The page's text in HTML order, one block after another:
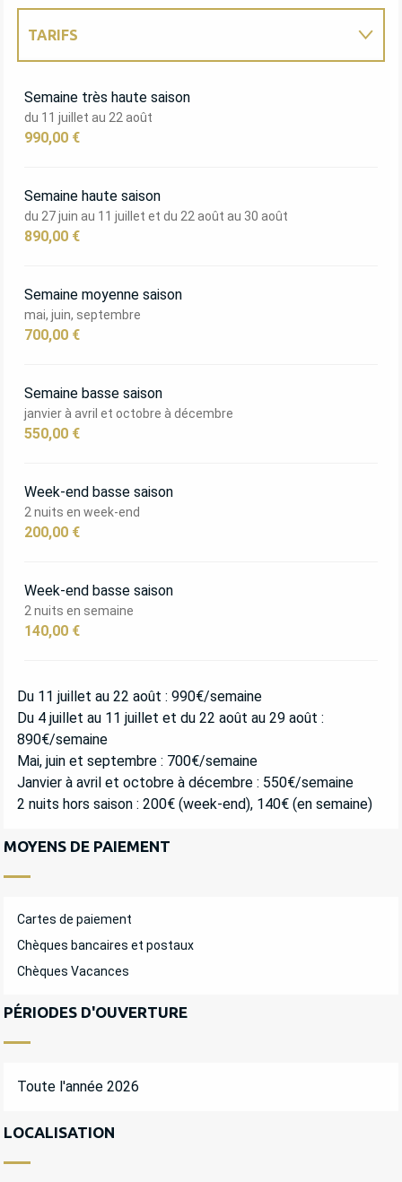
TARIFS
Semaine très haute saison
du 11 juillet au 22 août
990,00 €
Semaine haute saison
du 27 juin au 11 juillet et du 22 août au 30 août
890,00 €
Semaine moyenne saison
mai, juin, septembre
700,00 €
Semaine basse saison
janvier à avril et octobre à décembre
550,00 €
Week-end basse saison
2 nuits en week-end
200,00 €
Week-end basse saison
2 nuits en semaine
140,00 €
Du 11 juillet au 22 août : 990€/semaine
Du 4 juillet au 11 juillet et du 22 août au 29 août :
890€/semaine
Mai, juin et septembre : 700€/semaine
Janvier à avril et octobre à décembre : 550€/semaine
2 nuits hors saison : 200€ (week-end), 140€ (en semaine)
MOYENS DE PAIEMENT
Cartes de paiement
Chèques bancaires et postaux
Chèques Vacances
PÉRIODES D'OUVERTURE
Toute l'année 2026
LOCALISATION